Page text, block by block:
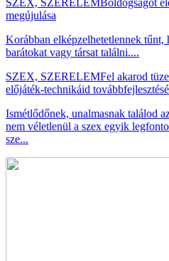
megújulása
Korábban elképzelhetetlennek
barátokat vagy társat találni....
SZEX, SZERELEMFel akarod
előjáték-technikáid
Ismétlődőnek, unalmasnak találod
nem véletlenül a szex egyik
sze...